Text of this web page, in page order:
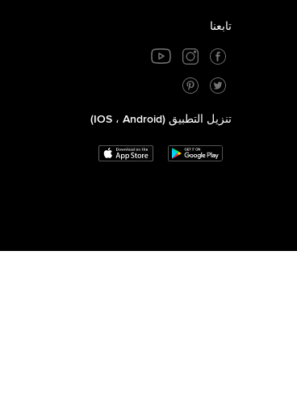
تابعنا
تنزيل التطبيق (iOS ، Android)